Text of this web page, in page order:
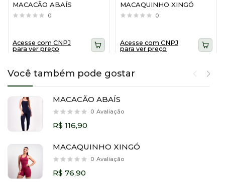
Você também pode gostar
MACACÃO ABAÍS
0 Avaliação
R$ 116,90
MACAQUINHO XINGÓ
0 Avaliação
R$ 76,90
MACACÃO ABAÍS
0
Acesse com CNPJ
para ver preço
MACAQUINHO XINGÓ
0
Acesse com CNPJ
para ver preço